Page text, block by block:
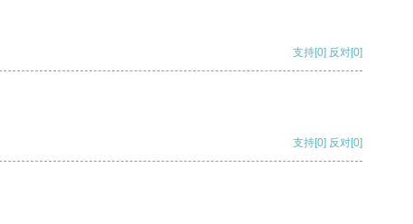
支持[0] 反对[0]
支持[0] 反对[0]